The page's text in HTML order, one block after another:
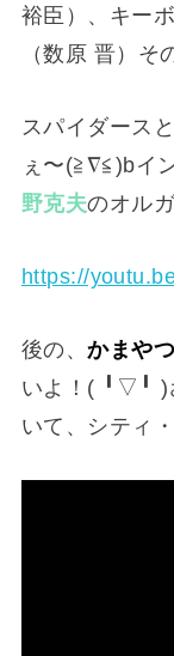
裕臣）、キー
（数原 晋）そ
スパイダース
ぇ〜(≧∇≦)bイ
野克夫のオル
https://
後の、かまや
いよ！(⁠ ⁠╹⁠▽⁠╹⁠ ⁠)
いて、シティ